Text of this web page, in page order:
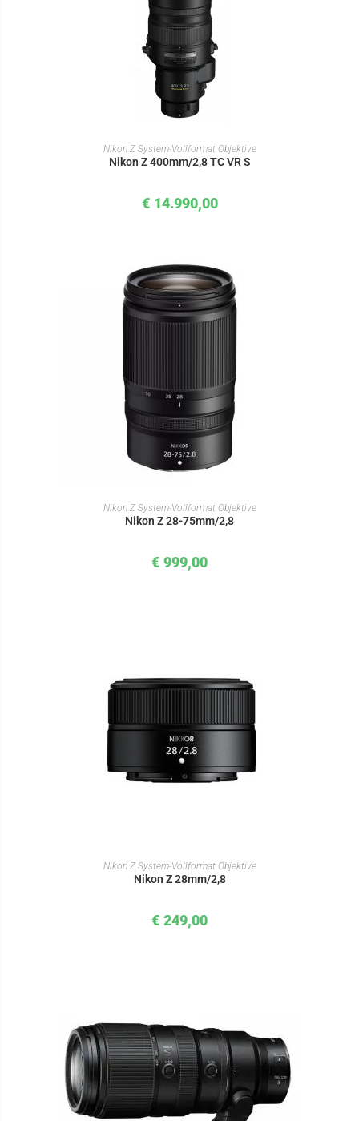
IN DEN WARENKORB
Nikon Z System-Vollformat Objektive
Nikon Z 400mm/2,8 TC VR S
€ 14.990,00
IN DEN WARENKORB
Nikon Z System-Vollformat Objektive
Nikon Z 28-75mm/2,8
€ 999,00
IN DEN WARENKORB
Nikon Z System-Vollformat Objektive
Nikon Z 28mm/2,8
€ 249,00